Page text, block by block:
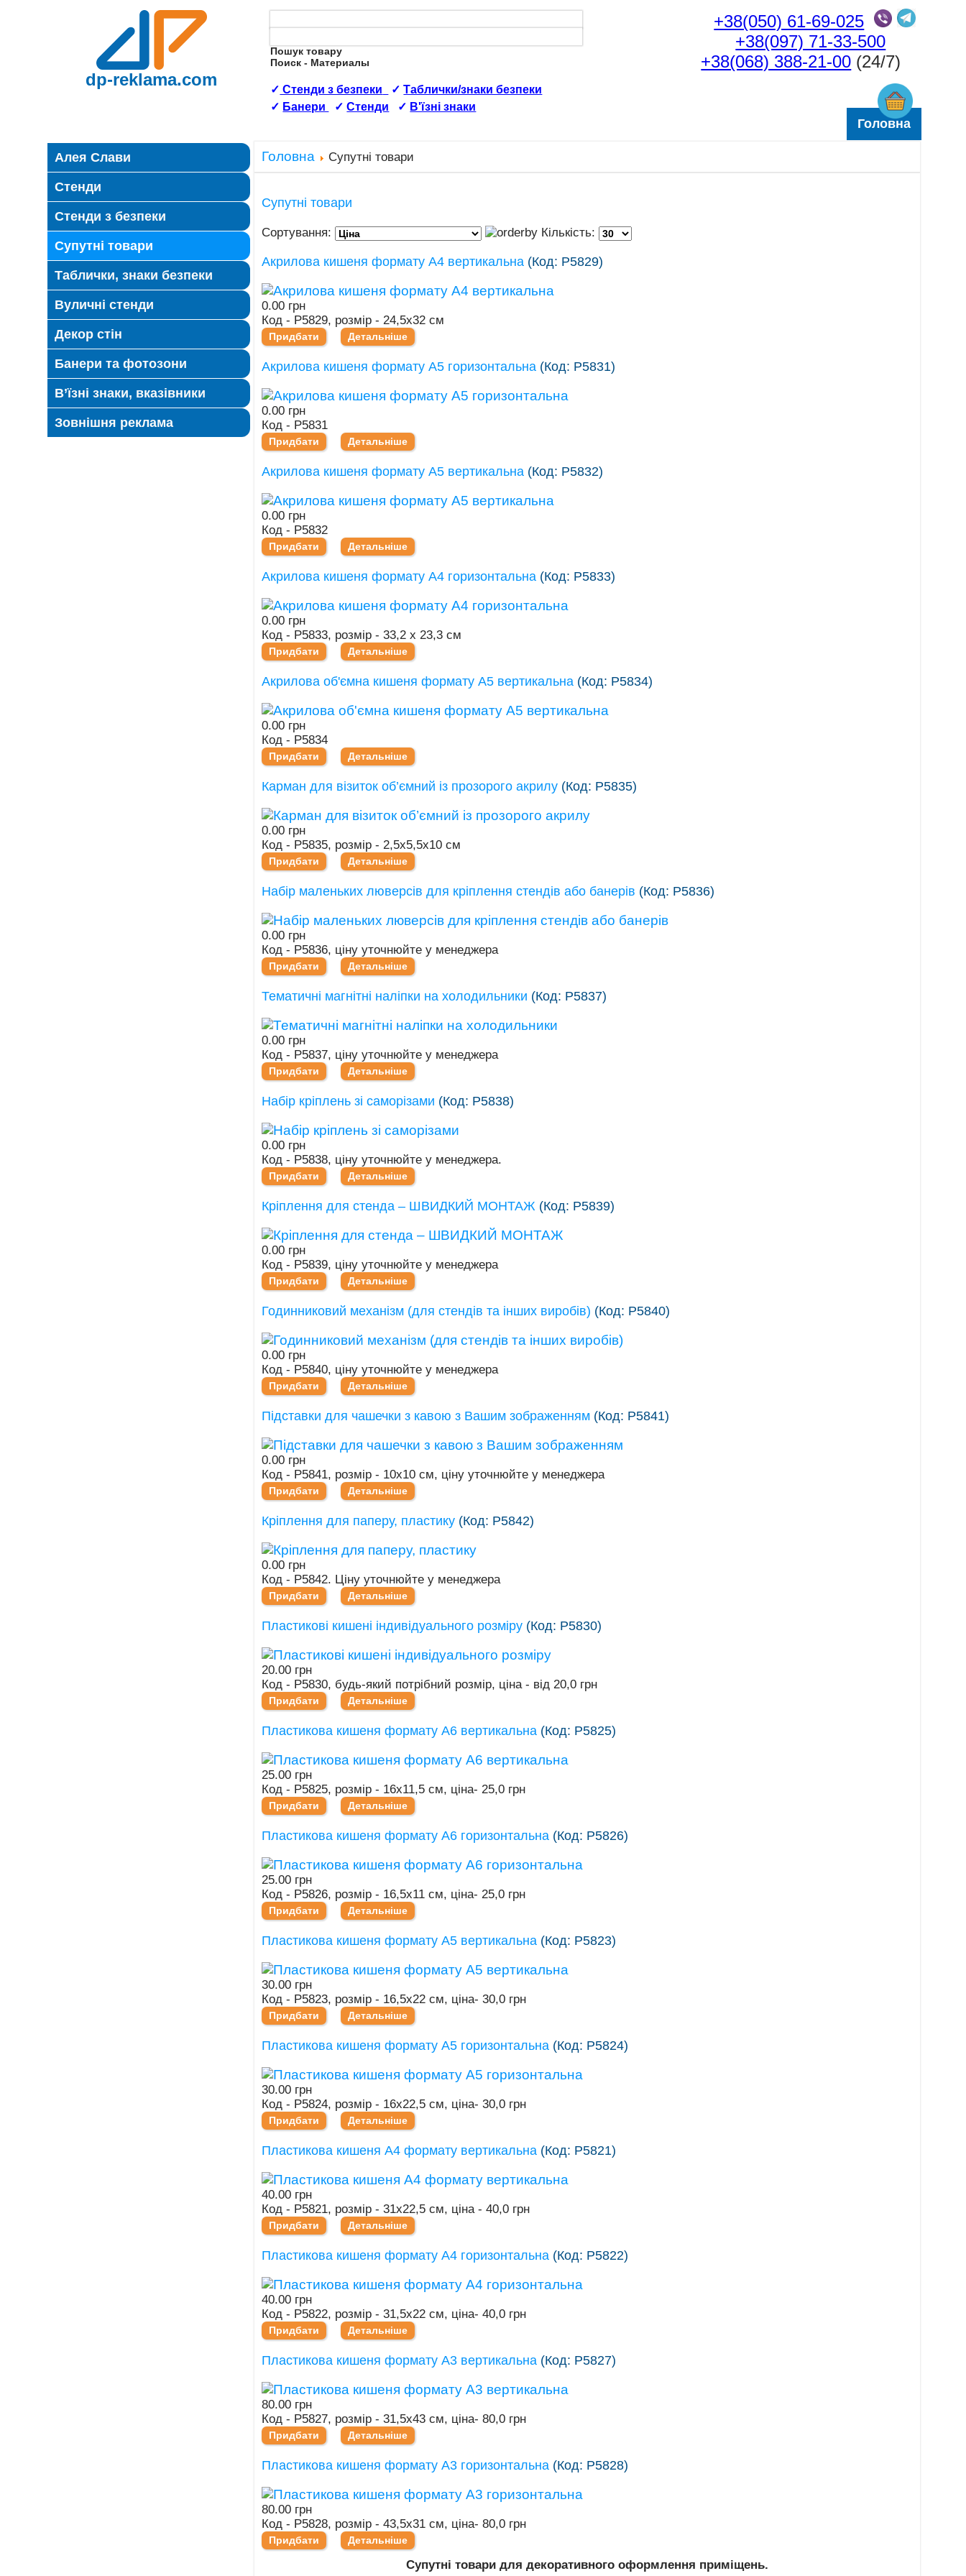
dp-reklama.com
Пошук товару
Поиск - Материалы
✓ Стенди з безпеки ✓ Таблички/знаки безпеки
✓ Банери ✓Стенди ✓ В'їзні знаки
+38(050) 61-69-025
+38(097) 71-33-500
+38(068) 388-21-00 (24/7)
Головна
Алея Слави
Стенди
Стенди з безпеки
Супутні товари
Таблички, знаки безпеки
Вуличні стенди
Декор стін
Банери та фотозони
В’їзні знаки, вказівники
Зовнішня реклама
Головна Супутні товари
Супутні товари
Сортування: Кількість:
Акрилова кишеня формату А4 вертикальна (Код: Р5829)
0.00 грн
Код - Р5829, розмір - 24,5х32 см
Придбати Детальніше
Акрилова кишеня формату А5 горизонтальна (Код: Р5831)
0.00 грн
Код - Р5831
Придбати Детальніше
Акрилова кишеня формату А5 вертикальна (Код: Р5832)
0.00 грн
Код - Р5832
Придбати Детальніше
Акрилова кишеня формату А4 горизонтальна (Код: Р5833)
0.00 грн
Код - Р5833, розмір - 33,2 х 23,3 см
Придбати Детальніше
Акрилова об'ємна кишеня формату А5 вертикальна (Код: Р5834)
0.00 грн
Код - Р5834
Придбати Детальніше
Карман для візиток об’ємний із прозорого акрилу (Код: Р5835)
0.00 грн
Код - Р5835, розмір - 2,5х5,5х10 см
Придбати Детальніше
Набір маленьких люверсів для кріплення стендів або банерів (Код: Р5836)
0.00 грн
Код - Р5836, ціну уточнюйте у менеджера
Придбати Детальніше
Тематичні магнітні наліпки на холодильники (Код: Р5837)
0.00 грн
Код - Р5837, ціну уточнюйте у менеджера
Придбати Детальніше
Набір кріплень зі саморізами (Код: Р5838)
0.00 грн
Код - Р5838, ціну уточнюйте у менеджера.
Придбати Детальніше
Кріплення для стенда – ШВИДКИЙ МОНТАЖ (Код: Р5839)
0.00 грн
Код - Р5839, ціну уточнюйте у менеджера
Придбати Детальніше
Годинниковий механізм (для стендів та інших виробів) (Код: Р5840)
0.00 грн
Код - Р5840, ціну уточнюйте у менеджера
Придбати Детальніше
Підставки для чашечки з кавою з Вашим зображенням (Код: Р5841)
0.00 грн
Код - Р5841, розмір - 10х10 см, ціну уточнюйте у менеджера
Придбати Детальніше
Кріплення для паперу, пластику (Код: Р5842)
0.00 грн
Код - Р5842. Ціну уточнюйте у менеджера
Придбати Детальніше
Пластикові кишені індивідуального розміру (Код: Р5830)
20.00 грн
Код - Р5830, будь-який потрібний розмір, ціна - від 20,0 грн
Придбати Детальніше
Пластикова кишеня формату А6 вертикальна (Код: Р5825)
25.00 грн
Код - Р5825, розмір - 16х11,5 см, ціна- 25,0 грн
Придбати Детальніше
Пластикова кишеня формату А6 горизонтальна (Код: Р5826)
25.00 грн
Код - Р5826, розмір - 16,5х11 см, ціна- 25,0 грн
Придбати Детальніше
Пластикова кишеня формату А5 вертикальна (Код: Р5823)
30.00 грн
Код - Р5823, розмір - 16,5х22 см, ціна- 30,0 грн
Придбати Детальніше
Пластикова кишеня формату А5 горизонтальна (Код: Р5824)
30.00 грн
Код - Р5824, розмір - 16х22,5 см, ціна- 30,0 грн
Придбати Детальніше
Пластикова кишеня А4 формату вертикальна (Код: Р5821)
40.00 грн
Код - Р5821, розмір - 31х22,5 см, ціна - 40,0 грн
Придбати Детальніше
Пластикова кишеня формату А4 горизонтальна (Код: Р5822)
40.00 грн
Код - Р5822, розмір - 31,5х22 см, ціна- 40,0 грн
Придбати Детальніше
Пластикова кишеня формату А3 вертикальна (Код: Р5827)
80.00 грн
Код - Р5827, розмір - 31,5х43 см, ціна- 80,0 грн
Придбати Детальніше
Пластикова кишеня формату А3 горизонтальна (Код: Р5828)
80.00 грн
Код - Р5828, розмір - 43,5х31 см, ціна- 80,0 грн
Придбати Детальніше
Супутні товари для декоративного оформлення приміщень.